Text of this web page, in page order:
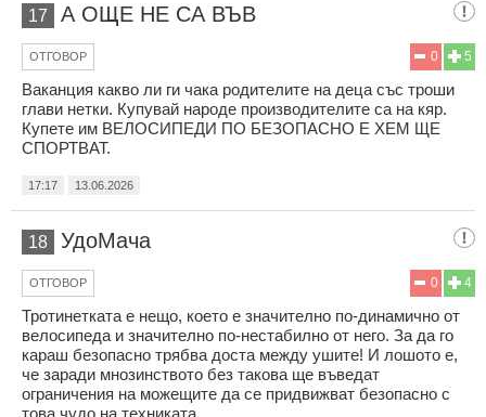
17 А ОЩЕ НЕ СА ВЪВ
5
0
ОТГОВОР
Ваканция какво ли ги чака родителите на деца със троши
глави нетки. Купувай народе производителите са на кяр.
Купете им ВЕЛОСИПЕДИ ПО БЕЗОПАСНО Е ХЕМ ЩЕ
СПОРТВАТ.
17:17 13.06.2026
18 УдоМача
4
0
ОТГОВОР
Тротинетката е нещо, което е значително по-динамично от
велосипеда и значително по-нестабилно от него. За да го
караш безопасно трябва доста между ушите! И лошото е,
че заради мнозинството без такова ще въведат
ограничения на можещите да се придвижват безопасно с
това чудо на техниката.